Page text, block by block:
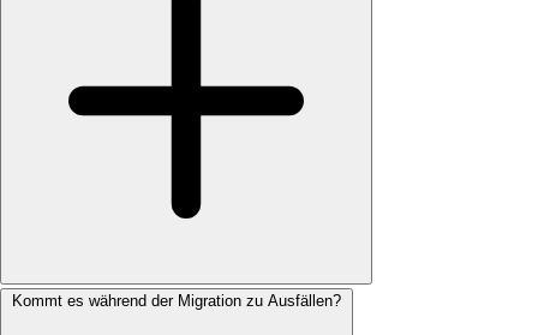
Kommt es während der Migration zu Ausfällen?